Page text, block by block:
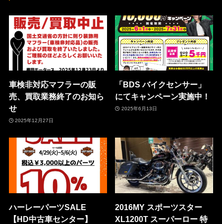
車検非対応マフラーの販
売、買取業務終了のお知ら
せ
2025年12月27日
「BDS バイクセンサー」
にてキャンペーン実施中！
2025年6月13日
ハーレーパーツSALE
【HD中古車センター】
2016MY スポーツスター
XL1200T スーパーロー 特